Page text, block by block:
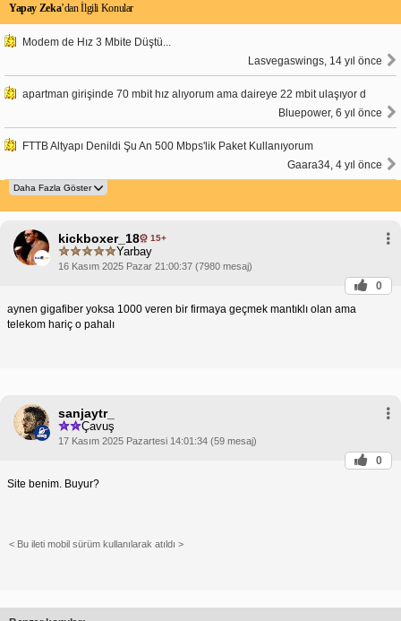
Yapay Zeka’dan İlgili Konular
Modem de Hız 3 Mbite Düştü...
Lasvegaswings, 14 yıl önce
apartman girişinde 70 mbit hız alıyorum ama daireye 22 mbit ulaşıyor d
Bluepower, 6 yıl önce
FTTB Altyapı Denildi Şu An 500 Mbps'lik Paket Kullanıyorum
Gaara34, 4 yıl önce
kickboxer_18 15+
Yarbay
16 Kasım 2025 Pazar 21:00:37 (7980 mesaj)
0
aynen gigafiber yoksa 1000 veren bir firmaya geçmek mantıklı olan ama
telekom hariç o pahalı
sanjaytr_
Çavuş
17 Kasım 2025 Pazartesi 14:01:34 (59 mesaj)
0
Site benim. Buyur?
< Bu ileti mobil sürüm kullanılarak atıldı >